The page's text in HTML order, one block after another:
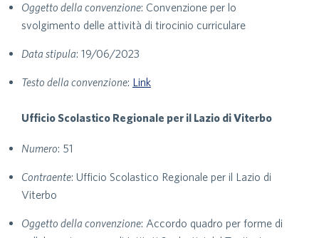
Oggetto della convenzione: Convenzione per lo
svolgimento delle attività di tirocinio curriculare
Data stipula: 19/06/2023
Testo della convenzione: Link
Ufficio Scolastico Regionale per il Lazio di Viterbo
Numero: 51
Contraente: Ufficio Scolastico Regionale per il Lazio di
Viterbo
Oggetto della convenzione: Accordo quadro per forme di